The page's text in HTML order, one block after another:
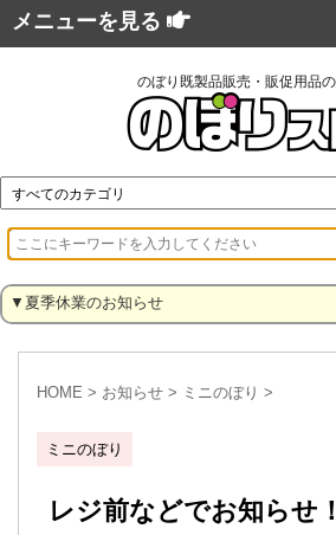
メニューを見る
のぼり既製品販売・販促用品
▼夏季休業のお知らせ
HOME > お知らせ > ミニのぼり >
ミニのぼり
レジ前などでお知らせ